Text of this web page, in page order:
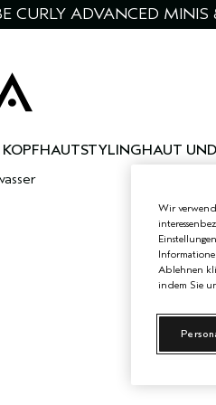
CURLY ADVANCED
STYLINGHAUT
Wir
Ablehnen
indem Sie